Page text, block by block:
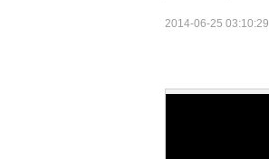
2014-06-25 03:10:29